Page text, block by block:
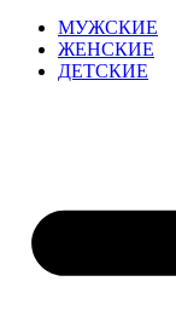
МУЖСКИЕ
ЖЕНСКИЕ
ДЕТСКИЕ